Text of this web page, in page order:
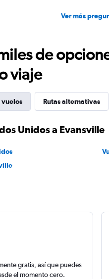
Ver más
de
viaje
vuelos Rutas alternativas
Unidos a Evansville
gratis, así que puedes
el momento cero.